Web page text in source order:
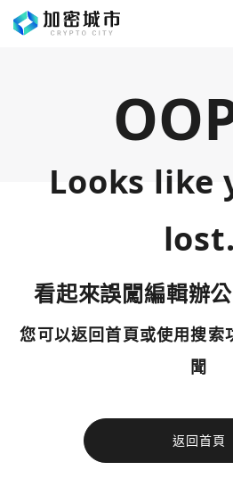
Looks like
lost.
看起來誤闖編輯辦
您可以返回首頁或使用搜索
聞
返回首頁
今日熱門
使用以下帳號
您已閒置5分鐘，請點擊關閉按鈕
今日熱門